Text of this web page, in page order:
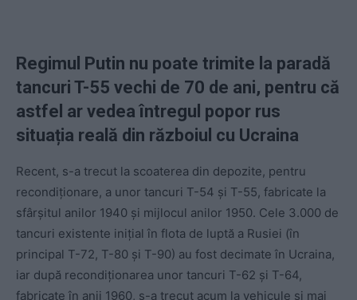
Regimul Putin nu poate trimite la paradă
tancuri T-55 vechi de 70 de ani, pentru că
astfel ar vedea întregul popor rus
situația reală din războiul cu Ucraina
Recent, s-a trecut la scoaterea din depozite, pentru
recondiționare, a unor tancuri T-54 și T-55, fabricate la
sfârșitul anilor 1940 și mijlocul anilor 1950. Cele 3.000 de
tancuri existente inițial în flota de luptă a Rusiei (în
principal T-72, T-80 și T-90) au fost decimate în Ucraina,
iar după recondiționarea unor tancuri T-62 și T-64,
fabricate în anii 1960, s-a trecut acum la vehicule și mai